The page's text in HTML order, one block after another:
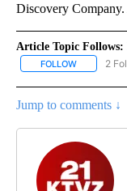
Discovery
Article Topic Follows:
FOLLOW FOLLOW
2
Jump to comments ↓